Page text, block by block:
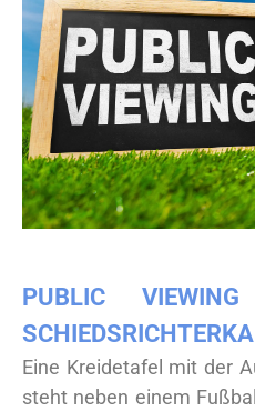
PUBLIC
Eine Kreidetafel mit der
steht neben einem